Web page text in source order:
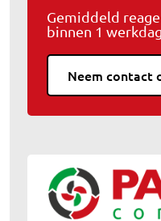
Gemiddeld
binnen 1 werkdag.
Neem contact